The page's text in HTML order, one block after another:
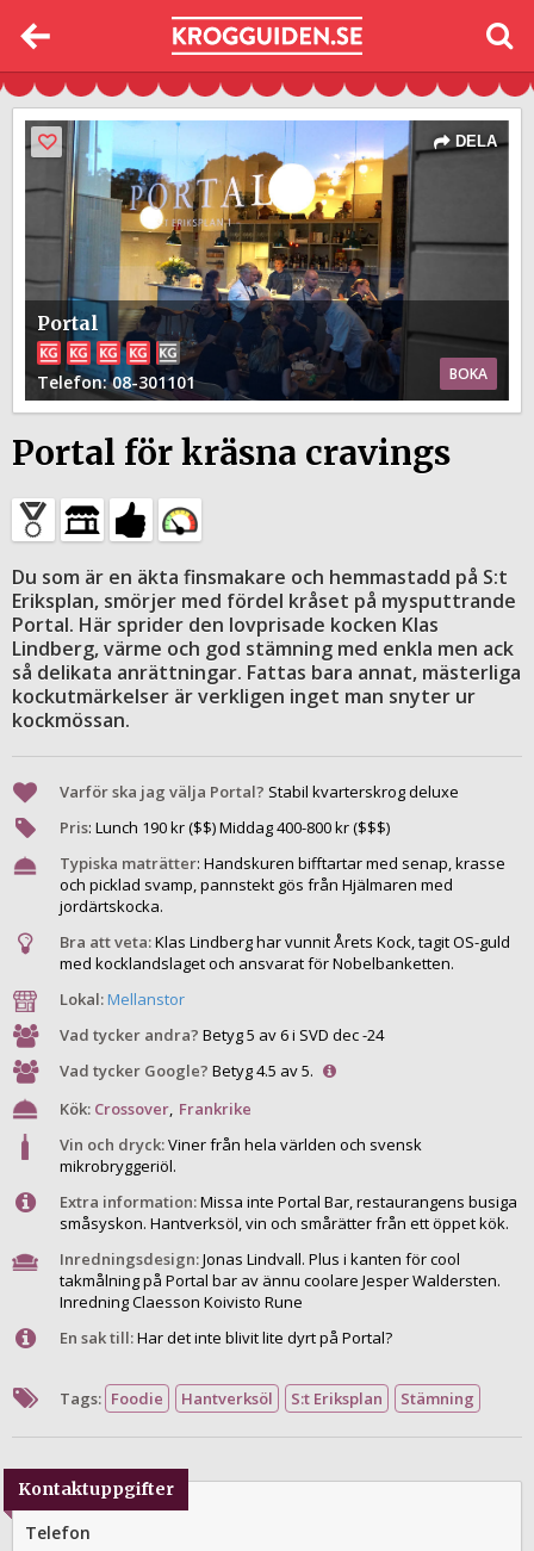
Portal
Telefon: 08-301101 BOKA
DELA
Portal för kräsna cravings
Du som är en äkta finsmakare och hemmastadd på S:t
Eriksplan, smörjer med fördel kråset på mysputtrande
Portal. Här sprider den lovprisade kocken Klas
Lindberg, värme och god stämning med enkla men ack
så delikata anrättningar. Fattas bara annat, mästerliga
kockutmärkelser är verkligen inget man snyter ur
kockmössan.
Varför ska jag välja Portal? Stabil kvarterskrog deluxe
Pris: Lunch 190kr ($$) Middag400-800kr ($$$)
Typiska maträtter: Handskuren bifftartar med senap, krasse
och picklad svamp, pannstekt gös från Hjälmaren med
jordärtskocka.
Bra att veta:Klas Lindberg har vunnit Årets Kock, tagit OS-guld
med kocklandslaget och ansvarat för Nobelbanketten.
Lokal:Mellanstor
Vad tycker andra? Betyg 5 av 6 i SVD dec -24
Vad tycker Google? Betyg 4.5 av 5.
Kök: Crossover, Frankrike
Vin och dryck:Viner från hela världen och svensk
mikrobryggeriöl.
Extra information:Missa inte Portal Bar, restaurangens busiga
småsyskon. Hantverksöl, vin och smårätter från ett öppet kök.
Inredningsdesign:Jonas Lindvall. Plus i kanten för cool
takmålning på Portal bar av ännu coolare Jesper Waldersten.
Inredning Claesson Koivisto Rune
En sak till:Har det inte blivit lite dyrt på Portal?
Tags: Foodie Hantverksöl S:t Eriksplan Stämning
Kontaktuppgifter
Telefon